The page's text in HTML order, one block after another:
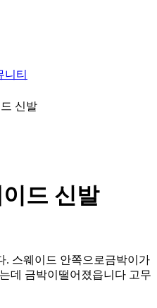
니티
신발
드 신발
. 스웨이드 안쪽으로금박이가
데 금박이떨어졌읍니다 고무